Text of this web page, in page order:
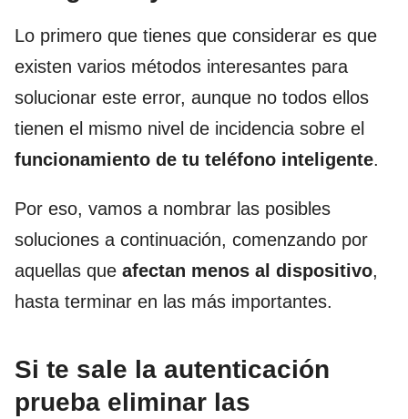
Lo primero que tienes que considerar es que
existen varios métodos interesantes para
solucionar este error, aunque no todos ellos
tienen el mismo nivel de incidencia sobre el
funcionamiento de tu teléfono inteligente.
Por eso, vamos a nombrar las posibles
soluciones a continuación, comenzando por
aquellas que afectan menos al dispositivo,
hasta terminar en las más importantes.
Si te sale la autenticación
prueba eliminar las